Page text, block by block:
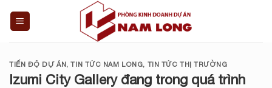
TIẾN ĐỘ DỰ ÁN,TIN TỨC NAM LONG, TIN TỨC THỊ TRƯỜNG
Izumi City Gallery đang trong quá trình